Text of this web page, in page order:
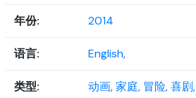
年份: 2014
语言: English,
类型: 动画,家庭, 冒险,喜剧,